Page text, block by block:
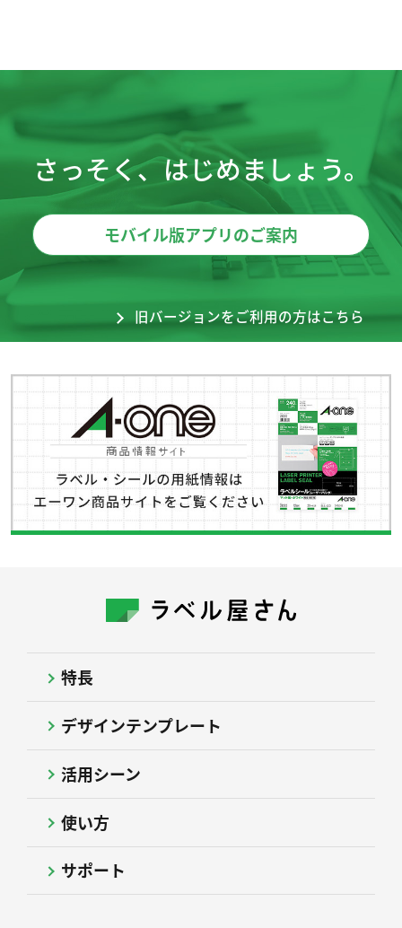
さっそく、はじめましょう。
モバイル版アプリのご案内
旧バージョンをご利用の方はこちら
特長
デザインテンプレート
活用シーン
使い方
サポート